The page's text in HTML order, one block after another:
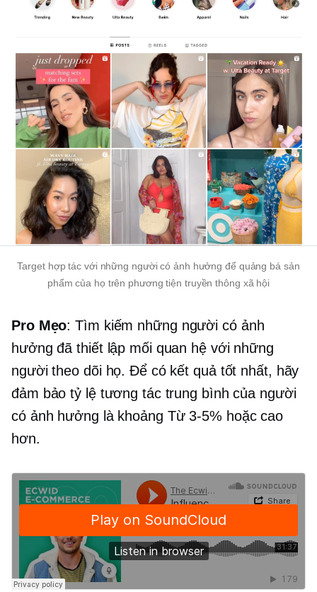
Target hợp tác với những người có ảnh hưởng để quảng bá sản
phẩm của họ trên phương tiện truyền thông xã hội
Pro Mẹo: Tìm kiếm những người có ảnh
hưởng đã thiết lập mối quan hệ với những
người theo dõi họ. Để có kết quả tốt nhất, hãy
đảm bảo tỷ lệ tương tác trung bình của người
có ảnh hưởng là khoảng Từ 3-5% hoặc cao
hơn.